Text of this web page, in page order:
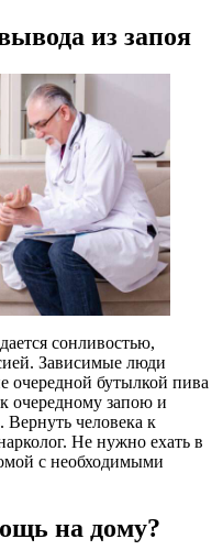
из запоя
сонливостью,
Зависимые люди
очередной бутылкой пива
очередному запою и
человека к
Не нужно ехать в
с необходимыми
на дому?